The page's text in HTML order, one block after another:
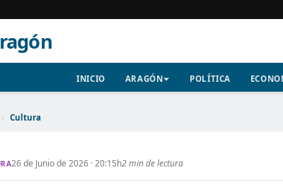
INICIO ARAGÓN POLÍTICA
› Cultura
26 de Junio de 2026 · 20:15h2 min de lectura